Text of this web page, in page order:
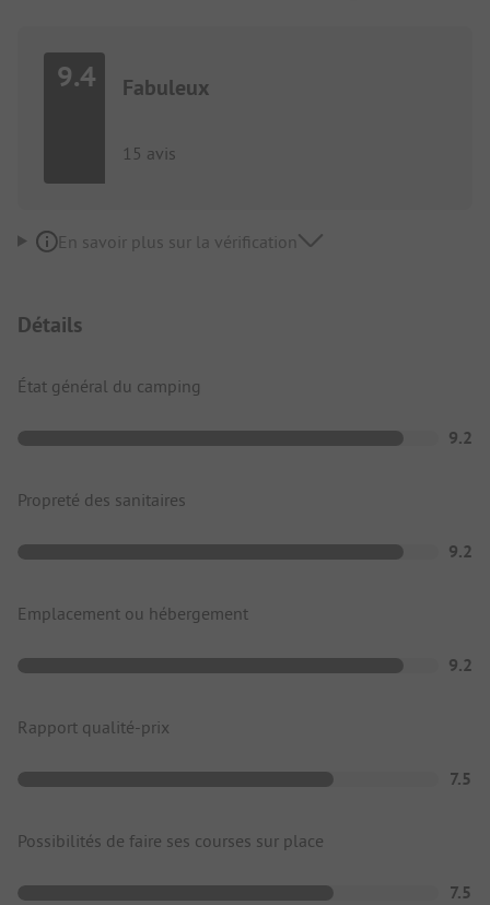
9.4 Fabuleux
15 avis
En savoir plus sur la vérification
Détails
État général du camping
9.2
Propreté des sanitaires
9.2
Emplacement ou hébergement
9.2
Rapport qualité-prix
7.5
Possibilités de faire ses courses sur place
7.5